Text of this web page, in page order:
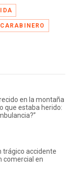
CARABINERO
en la montaña
que estaba herido:
trágico accidente
comercial en